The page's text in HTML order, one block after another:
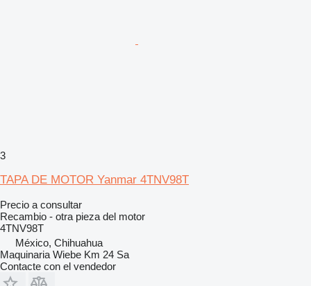
3
TAPA DE MOTOR Yanmar 4TNV98T
Precio a consultar
Recambio - otra pieza del motor
4TNV98T
México, Chihuahua
Maquinaria Wiebe Km 24 Sa
Contacte con el vendedor